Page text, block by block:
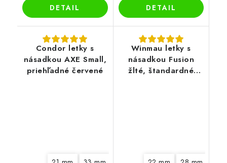
DETAIL DETAIL
Condor letky s
násadkou AXE Small,
priehľadné červené
Winmau letky s
násadkou Fusion
žlté, štandardné